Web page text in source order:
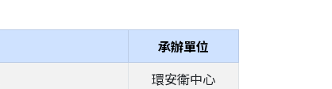
承辦單位
環安衛中心